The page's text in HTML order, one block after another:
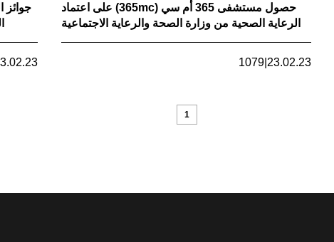
حصول مستشفى 365 أم سي (365mc) على اعتماد
الرعاية الصحية من وزارة الصحة والرعاية الاجتماعية
23.02.23
|
1079
1